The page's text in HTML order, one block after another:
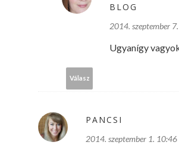
BLOG
2014. szeptember
Ugyanígy
Válasz
PANCSI
2014. szeptember 1. 10:46